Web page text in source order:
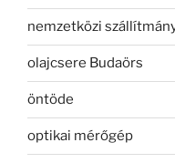
nemzetközi
olajcsere Budaörs
öntöde
optikai mérőgép